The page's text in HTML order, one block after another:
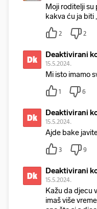
Moji roditelji su
kakva ću ja biti
2 2
Dk Deaktivirani
15.5.2024.
Mi isto imamo
1 6
Dk Deaktivirani
15.5.2024.
Ajde bake
3 9
Dk Deaktivirani
15.5.2024.
Kažu da djecu
imaš više